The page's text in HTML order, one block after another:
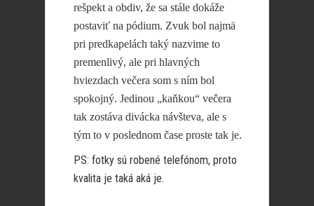
rešpekt a obdiv, že sa stále dokáže
postaviť na pódium. Zvuk bol najmä
pri predkapelách taký nazvime to
premenlivý, ale pri hlavných
hviezdach večera som s ním bol
spokojný. Jedinou „kaňkou“ večera
tak zostáva divácka návšteva, ale s
tým to v poslednom čase proste tak je.
PS: fotky sú robené telefónom, proto
kvalita je taká aká je.